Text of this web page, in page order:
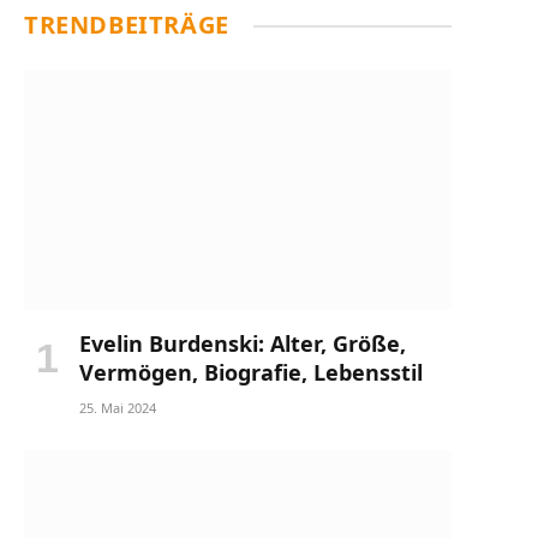
TRENDBEITRÄGE
Evelin Burdenski: Alter, Größe,
Vermögen, Biografie, Lebensstil
25. Mai 2024